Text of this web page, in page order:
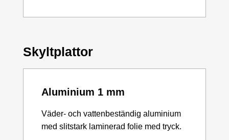
Skyltplattor
Aluminium 1 mm
Väder- och vattenbeständig aluminium
med slitstark laminerad folie med tryck.